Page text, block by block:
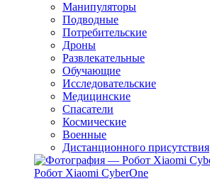
Манипуляторы
Подводные
Потребительские
Дроны
Развлекательные
Обучающие
Исследовательские
Медицинские
Спасатели
Космические
Военные
Дистанционного присутствия
Робот Xiaomi CyberOne